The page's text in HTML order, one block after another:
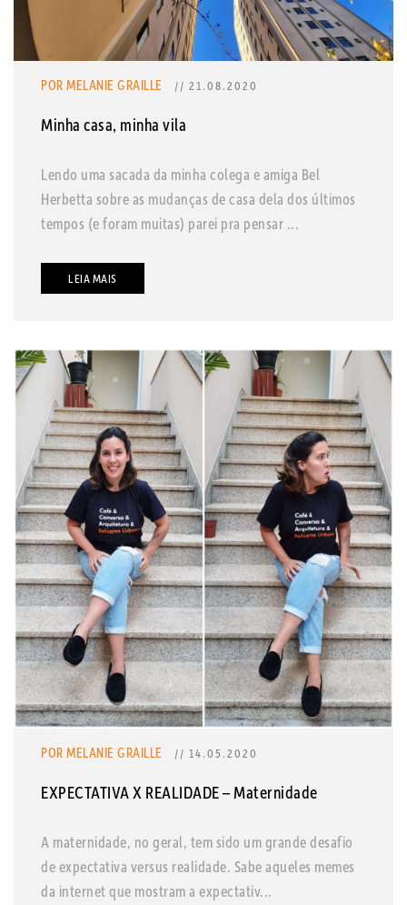
POR MELANIE GRAILLE // 21.08.2020
Minha casa, minha vila
Lendo uma sacada da minha colega e amiga Bel
Herbetta sobre as mudanças de casa dela dos últimos
tempos (e foram muitas) parei pra pensar ...
LEIA MAIS
POR MELANIE GRAILLE // 14.05.2020
EXPECTATIVA X REALIDADE – Maternidade
A maternidade, no geral, tem sido um grande desafio
de expectativa versus realidade. Sabe aqueles memes
da internet que mostram a expectativ...